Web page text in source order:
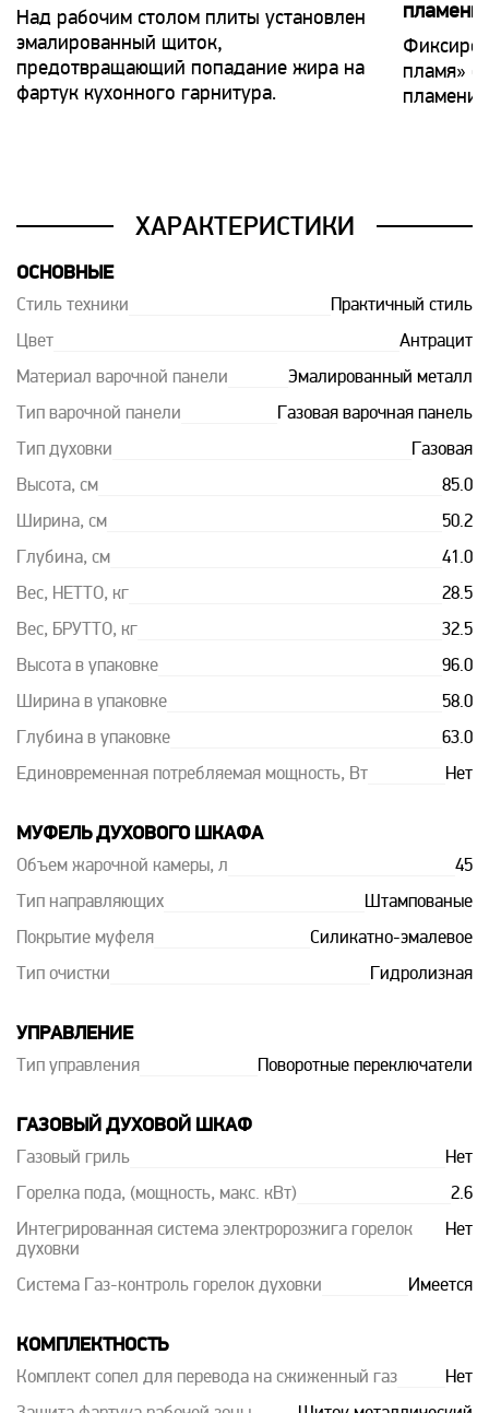
Над рабочим столом плиты установлен
эмалированный щиток,
предотвращающий попадание жира на
фартук кухонного гарнитура.
пламени
пламя»
пламени
ХАРАКТЕРИСТИКИ
ОСНОВНЫЕ
Стиль техники Практичный стиль
Цвет Антрацит
Материал варочной панели Эмалированный металл
Тип варочной панели Газовая варочная панель
Тип духовки Газовая
Высота, см 85.0
Ширина, см 50.2
Глубина, см 41.0
Вес, НЕТТО, кг 28.5
Вес, БРУТТО, кг 32.5
Высота в упаковке 96.0
Ширина в упаковке 58.0
Глубина в упаковке 63.0
Единовременная потребляемая мощность, Вт Нет
МУФЕЛЬ ДУХОВОГО ШКАФА
Объем жарочной камеры, л 45
Тип направляющих Штампованые
Покрытие муфеля Силикатно-эмалевое
Тип очистки Гидролизная
УПРАВЛЕНИЕ
Тип управления Поворотные переключатели
ГАЗОВЫЙ ДУХОВОЙ ШКАФ
Газовый гриль Нет
Горелка пода, (мощность, макс. кВт) 2.6
Интегрированная система электророзжига горелок
духовки
Нет
Система Газ-контроль горелок духовки Имеется
КОМПЛЕКТНОСТЬ
Комплект сопел для перевода на сжиженный газ Нет